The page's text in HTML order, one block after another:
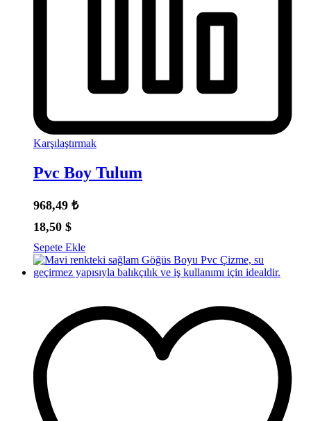
Karşılaştırmak
Pvc Boy Tulum
968,49 ₺
18,50 $
Sepete Ekle